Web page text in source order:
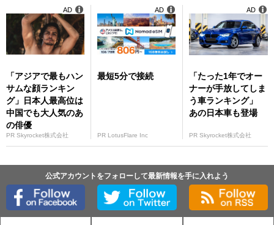
「アジアで最もハン
サムな顔ランキン
グ」日本人最高位は
中国でも大人気のあ
の俳優
PR Skyrocket株式会社
AD
最短5分で接続
PR LotusFlare Inc
AD
「たった1年でオー
ナーが手放してしま
う車ランキング」
あの日本車も登場
PR Skyrocket株式会社
AD
公式アカウントをフォローして最新情報を手に入れよう